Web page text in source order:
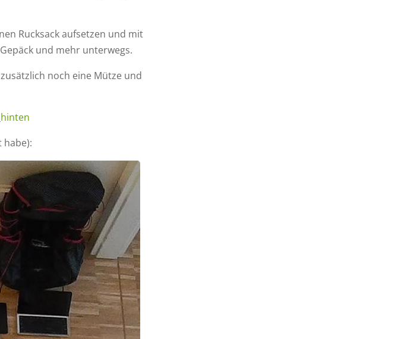
Rucksack aufsetzen und mit
und mehr unterwegs.
noch eine Mütze und
habe):